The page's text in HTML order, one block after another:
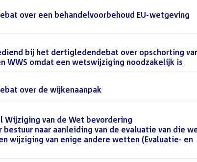
over een behandelvoorbehoud EU-wetgeving
bij het dertigledendebat over opschorting
WWS omdat een wetswijziging noodzakelijk is
over de wijkenaanpak
van de Wet bevordering
naar aanleiding van de evaluatie van die
wijziging van enige andere wetten (Evaluatie- en